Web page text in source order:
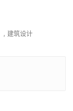
, 建筑设计